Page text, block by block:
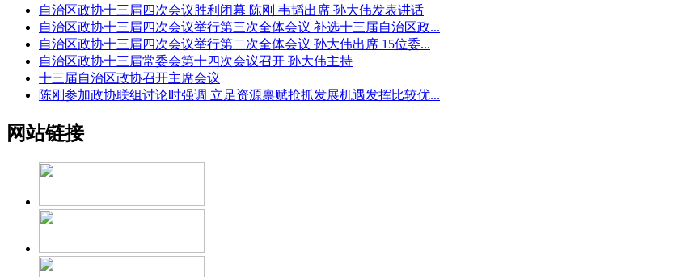
自治区政协十三届四次会议胜利闭幕 陈刚 韦韬出席 孙大伟发表讲话
自治区政协十三届四次会议举行第三次全体会议 补选十三届自治区政...
自治区政协十三届四次会议举行第二次全体会议 孙大伟出席 15位委...
自治区政协十三届常委会第十四次会议召开 孙大伟主持
十三届自治区政协召开主席会议
陈刚参加政协联组讨论时强调 立足资源禀赋抢抓发展机遇发挥比较优...
网站链接